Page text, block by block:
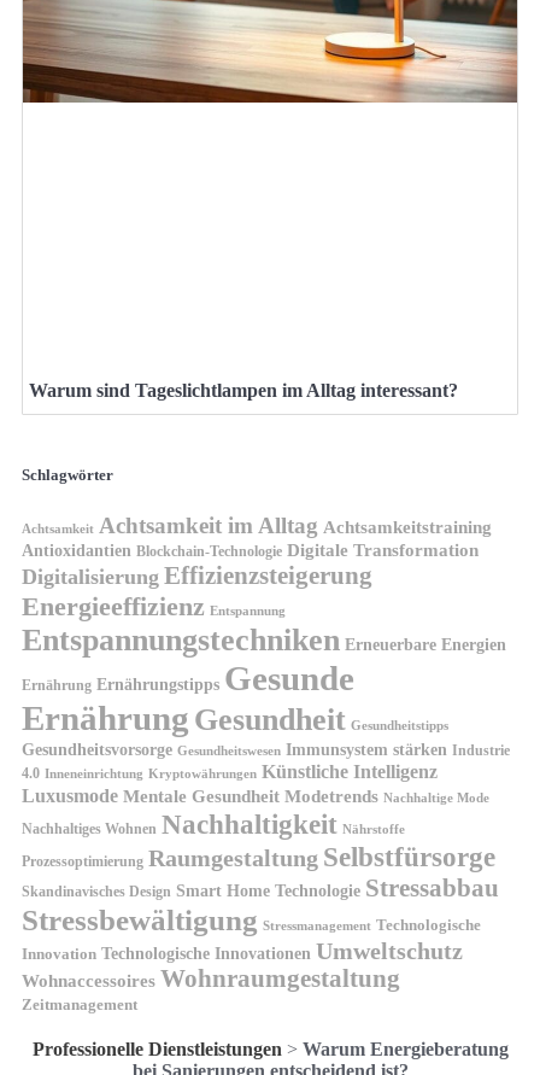
Warum sind Tageslichtlampen im Alltag interessant?
Schlagwörter
Achtsamkeit Achtsamkeit im Alltag Achtsamkeitstraining
Antioxidantien Blockchain-Technologie Digitale Transformation
Digitalisierung Effizienzsteigerung
Energieeffizienz Entspannung
Entspannungstechniken Erneuerbare Energien
Ernährung Ernährungstipps Gesunde
Ernährung Gesundheit Gesundheitstipps
Gesundheitsvorsorge Gesundheitswesen Immunsystem stärken Industrie
4.0 Inneneinrichtung Kryptowährungen Künstliche Intelligenz
Luxusmode Mentale Gesundheit Modetrends Nachhaltige Mode
Nachhaltiges Wohnen Nachhaltigkeit Nährstoffe
Prozessoptimierung Raumgestaltung Selbstfürsorge
Skandinavisches Design Smart Home Technologie Stressabbau
Stressbewältigung Stressmanagement Technologische
Innovation Technologische Innovationen Umweltschutz
Wohnaccessoires Wohnraumgestaltung
Zeitmanagement
Professionelle Dienstleistungen > Warum Energieberatung
bei Sanierungen entscheidend ist?